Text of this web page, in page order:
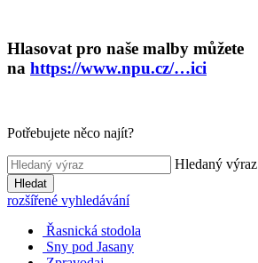
Hlasovat pro naše malby můžete
na https://www.npu.cz/…ici
Potřebujete něco najít?
Hledaný výraz
Hledat
rozšířené vyhledávání
Řasnická stodola
Sny pod Jasany